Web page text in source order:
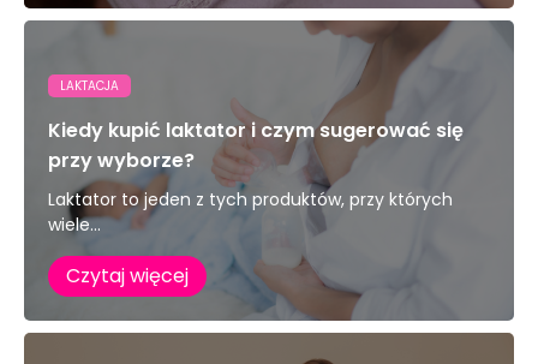
LAKTACJA
Kiedy kupić laktator i czym sugerować się
przy wyborze?
Laktator to jeden z tych produktów, przy których
wiele...
Czytaj więcej